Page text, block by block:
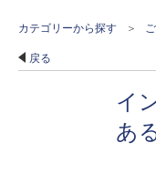
カテゴリーから探す >
戻る
イ
あ